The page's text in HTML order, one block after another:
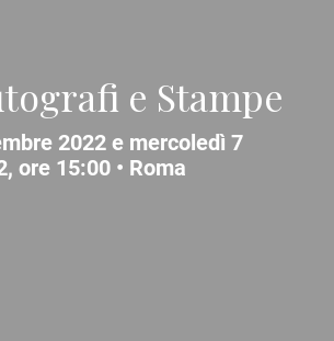
e Stampe
2022 e mercoledì 7
ore 15:00 • Roma